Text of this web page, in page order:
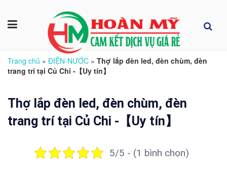
Trang chủ » ĐIỆN-NƯỚC » Thợ lắp đèn led, đèn chùm, đèn
trang trí tại Củ Chi -【Uy tín】
Thợ lắp đèn led, đèn chùm, đèn
trang trí tại Củ Chi -【Uy tín】
5/5 - (1 bình chọn)